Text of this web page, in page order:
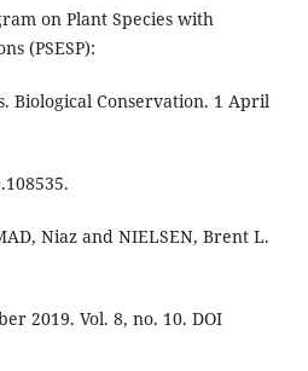
on Plant Species with
(PSESP):
Biological Conservation. 1 April
Niaz and NIELSEN, Brent L.
2019. Vol. 8, no. 10. DOI